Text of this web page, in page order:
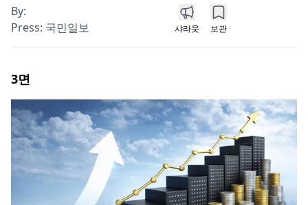
By:
Press: 국민일보 샤라웃 보관
3면